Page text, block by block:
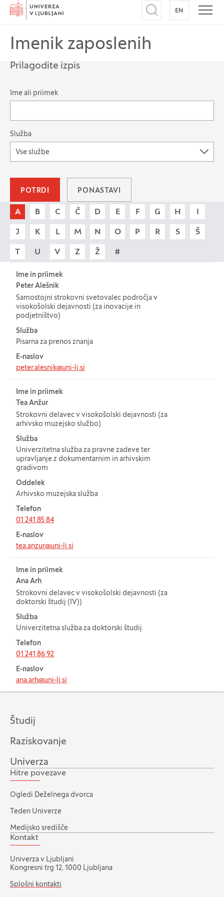
Domov
Odpri iskalnik
EN NA
Imenik zaposlenih
Prilagodite izpis
Možnost filtriranja zapisov
Ime ali priimek
Služba
Vse službe
POTRDI PONASTAVI
A B C Č D E F G H
J K L M N O P R S Š
T U V Z Ž
#
Ime in priimek
Peter Alešnik
Samostojni strokovni svetovalec področja v
visokošolski dejavnosti (za inovacije in
podjetništvo)
Služba
Pisarna za prenos znanja
E-naslov
peter.alesnik@uni-lj.si
Ime in priimek
Tea Anžur
Strokovni delavec v visokošolski dejavnosti (za
arhivsko muzejsko službo)
Služba
Univerzitetna služba za pravne zadeve ter
upravljanje z dokumentarnim in arhivskim
gradivom
Oddelek
Arhivsko muzejska služba
Telefon
01 241 85 84
E-naslov
tea.anzur@uni-lj.si
Ime in priimek
Ana Arh
Strokovni delavec v visokošolski dejavnosti (za
doktorski študij (IV))
Služba
Univerzitetna služba za doktorski študij
Telefon
01 241 86 92
E-naslov
ana.arh@uni-lj.si
Študij
Raziskovanje
Univerza
Hitre povezave
Ogledi Deželnega dvorca
Teden Univerze
Medijsko središče
Kontakt
Univerza v Ljubljani
Kongresni trg 12, 1000 Ljubljana
Splošni kontakti